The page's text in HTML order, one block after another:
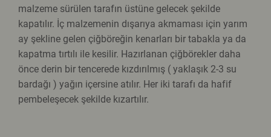
malzeme sürülen tarafın üstüne gelecek şekilde
kapatılır. İç malzemenin dışarıya akmaması için yarım
ay şekline gelen çiğböreğin kenarları bir tabakla ya da
kapatma tırtılı ile kesilir. Hazırlanan çiğbörekler daha
önce derin bir tencerede kızdırılmış ( yaklaşık 2-3 su
bardağı ) yağın içersine atılır. Her iki tarafı da hafif
pembeleşecek şekilde kızartılır.